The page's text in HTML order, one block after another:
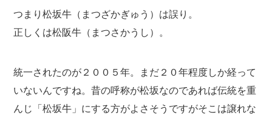
つまり松坂牛（まつざかぎゅう）は誤り。
正しくは松阪牛（まつさかうし）。
統一されたのが２００５年。まだ２０年程度しか経って
いないんですね。昔の呼称が松坂なのであれば伝統を重
んじ「松坂牛」にする方がよさそうですがそこは譲れな